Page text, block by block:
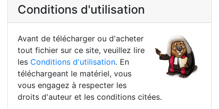
Conditions d'utilisation
Avant de télécharger ou d'acheter
tout fichier sur ce site, veuillez lire
les Conditions d'utilisation. En
téléchargeant le matériel, vous
vous engagez à respecter les
droits d'auteur et les conditions citées.